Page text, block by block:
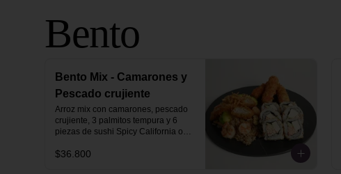
Bento
Bento Mix - Camarones y
Pescado crujiente
Arroz mix con camarones, pescado
crujiente, 3 palmitos tempura y 6
piezas de sushi Spicy California o
$36.800